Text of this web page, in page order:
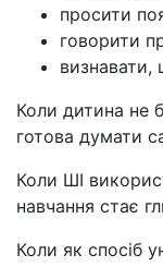
просити
говорити
Коли дитина не
готова думати
Коли ШІ
навчання стає
Коли як спосіб